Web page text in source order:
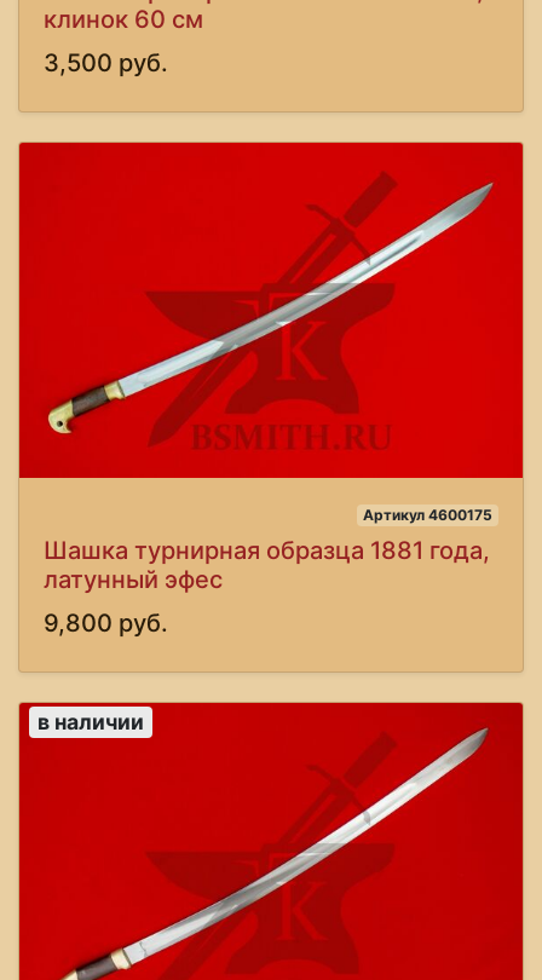
клинок 60 см
3,500 руб.
Артикул 4600175
Шашка турнирная образца 1881 года,
латунный эфес
9,800 руб.
в наличии